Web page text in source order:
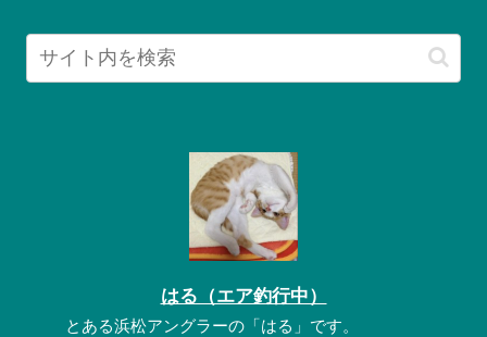
はる（エア釣行中）
とある浜松アングラーの「はる」です。